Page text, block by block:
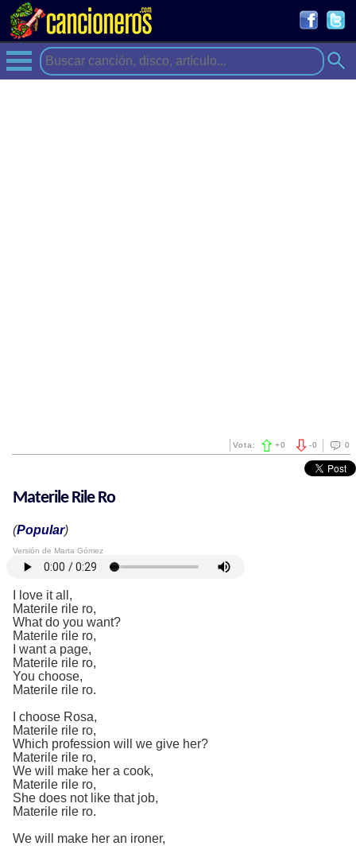
0
-0
Vota: +0
Materile Rile Ro
(Popular)
Versión de Marta Gómez
I love it all,
Materile rile ro,
What do you want?
Materile rile ro,
I want a page,
Materile rile ro,
You choose,
Materile rile ro.
I choose Rosa,
Materile rile ro,
Which profession will we give her?
Materile rile ro,
We will make her a cook,
Materile rile ro,
She does not like that job,
Materile rile ro.
We will make her an ironer,